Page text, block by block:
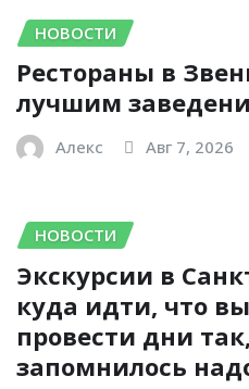
НОВОСТИ
Рестораны в
лучшим
Алекс Авг 7, 2026
НОВОСТИ
Экскурсии в
куда идти, что
провести дни
запомнилось